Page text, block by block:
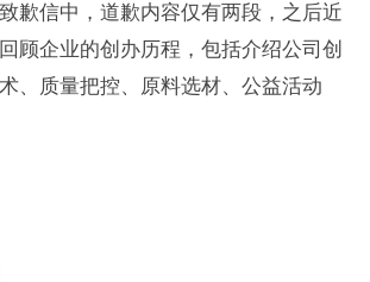
歉信中，道歉内容仅有两段，之后近
顾企业的创办历程，包括介绍公司创
、质量把控、原料选材、公益活动